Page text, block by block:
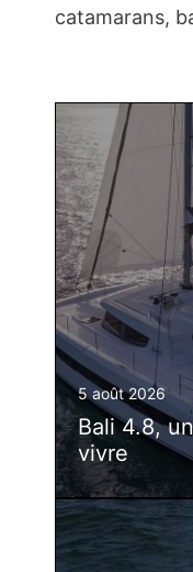
catamarans,
5 août 2026
Bali 4.8,
vivre